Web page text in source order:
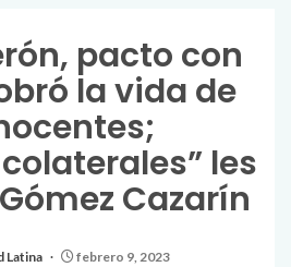
pacto con
la vida de
les
Cazarín
Latina febrero 9, 2023